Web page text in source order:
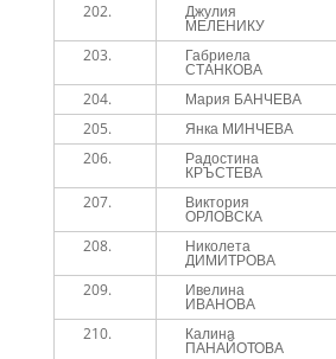
202. Джулия
МЕЛЕНИКУ
203. Габриела
СТАНКОВА
204. Мария БАНЧЕВА
205.
Янка МИНЧЕВА
206.
Радостина
КРЪСТЕВА
207. Виктория
ОРЛОВСКА
208. Николета
ДИМИТРОВА
209. Ивелина
ИВАНОВА
210. Калина
ПАНАЙОТОВА